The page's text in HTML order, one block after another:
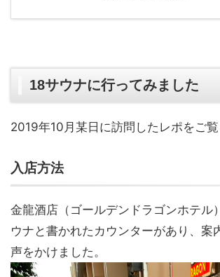
18サウナに行ってみました
2019年10月某日に訪問したレポをご覧
入店方法
金龍酒店（ゴールデンドラゴンホテル
ウナと書かれたカウンターがあり、案
声をかけました。